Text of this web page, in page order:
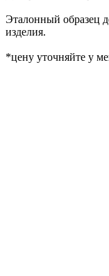
Эталонный образец
изделия.
*цену уточняйте у